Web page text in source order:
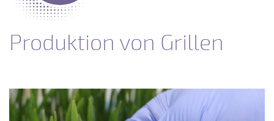
Produktion von Grillen